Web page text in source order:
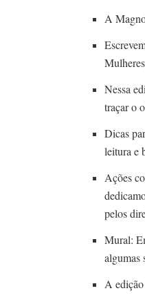
A
Nessa
traçar o
Dicas
leitura e
Ações
pelos
Mural:
algumas
A